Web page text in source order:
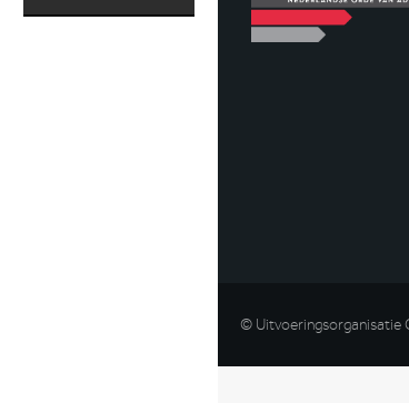
© Uitvoeringsorganisatie